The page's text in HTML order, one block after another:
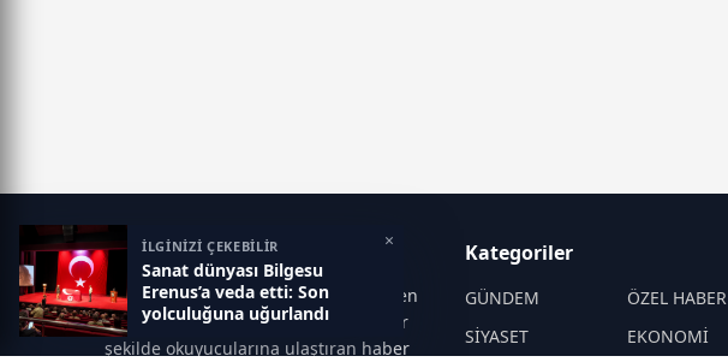
İLGİNİZİ ÇEKEBİLİR
Sanat dünyası Bilgesu
Erenus’a veda etti: Son
yolculuğuna uğurlandı
×
Manşet Haber
Manşet Haber, Türkiye ve dünyadan en
güncel gelişmeleri tarafsız ve hızlı bir
şekilde okuyucularına ulaştıran haber
Kategoriler
GÜNDEM
ÖZEL HABER
SİYASET
EKONOMİ